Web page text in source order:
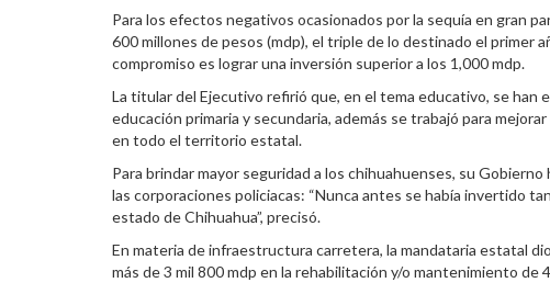
Para los efectos negativos ocasionados por la sequía en gran
600 millones de pesos (mdp), el triple de lo destinado el primer
compromiso es lograr una inversión superior a los 1,000 mdp.
La titular del Ejecutivo refirió que, en el tema educativo, se han
educación primaria y secundaria, además se trabajó para
en todo el territorio estatal.
Para brindar mayor seguridad a los chihuahuenses, su
las corporaciones policiacas: “Nunca antes se había invertido
estado de Chihuahua”, precisó.
En materia de infraestructura carretera, la mandataria estatal
más de 3 mil 800 mdp en la rehabilitación y/o mantenimiento de